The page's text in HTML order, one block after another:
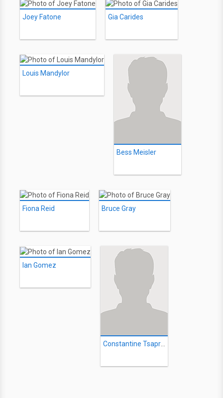
Joey Fatone Gia Carides
Louis Mandylor
Bess Meisler
Fiona Reid Bruce Gray
Ian Gomez
Constantine Tsapralis